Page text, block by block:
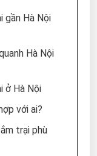
gần Hà Nội
Hà Nội
ở Hà Nội
với ai?
trại phù